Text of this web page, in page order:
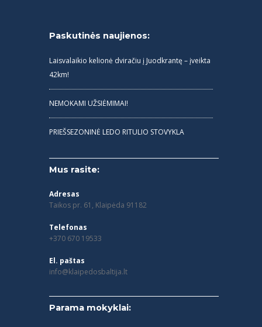
Paskutinės naujienos:
Laisvalaikio kelionė dviračiu į Juodkrantę – įveikta
42km!
NEMOKAMI UŽSIĖMIMAI!
PRIEŠSEZONINĖ LEDO RITULIO STOVYKLA
Mus rasite:
Adresas
Taikos pr. 61, Klaipėda 91182
Telefonas
+370 670 19533
El. paštas
info@klaipedosbaltija.lt
Parama mokyklai: